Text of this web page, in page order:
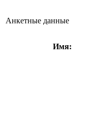
Анкетные данные
Имя: